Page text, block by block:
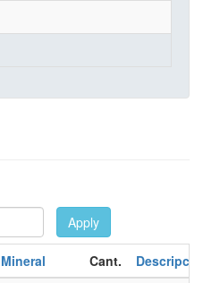
Apply
Mineral Cant.